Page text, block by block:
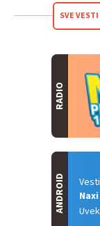
SVE
RADIO
ANDROID